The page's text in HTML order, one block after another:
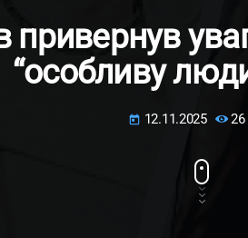
“особливу
today 12.11.2025 26